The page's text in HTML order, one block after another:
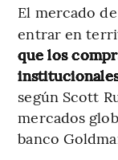
El mercado
entrar en
que los
según Scott
mercados
banco